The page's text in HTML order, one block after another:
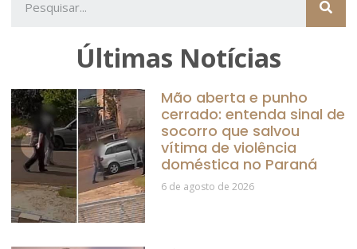
Últimas Notícias
Mão aberta e punho
cerrado: entenda sinal de
socorro que salvou
vítima de violência
doméstica no Paraná
6 de agosto de 2026